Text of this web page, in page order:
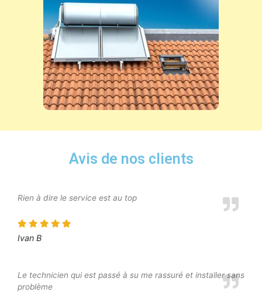
Avis de nos clients
Rien à dire le service est au top
Ivan B
Le technicien qui est passé à su me rassuré et installer sans
problème